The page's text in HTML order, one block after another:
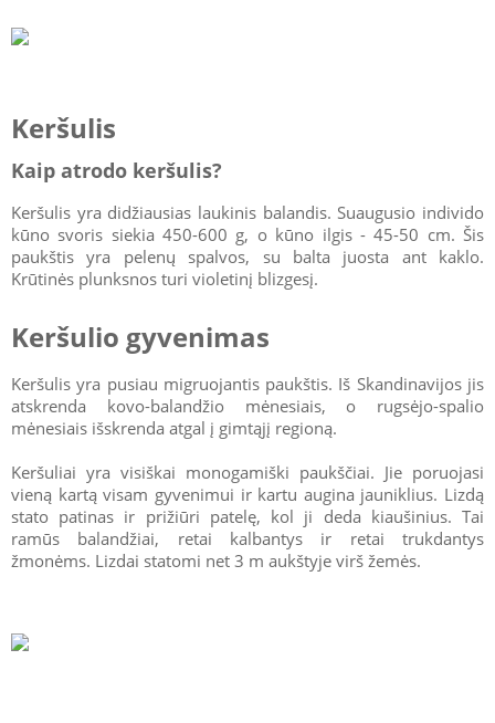
Keršulis
Kaip atrodo keršulis?
Keršulis yra didžiausias laukinis balandis. Suaugusio individo
kūno svoris siekia 450-600 g, o kūno ilgis - 45-50 cm. Šis
paukštis yra pelenų spalvos, su balta juosta ant kaklo.
Krūtinės plunksnos turi violetinį blizgesį.
Keršulio gyvenimas
Keršulis yra pusiau migruojantis paukštis. Iš Skandinavijos jis
atskrenda kovo-balandžio mėnesiais, o rugsėjo-spalio
mėnesiais išskrenda atgal į gimtąjį regioną.
Keršuliai yra visiškai monogamiški paukščiai. Jie poruojasi
vieną kartą visam gyvenimui ir kartu augina jauniklius. Lizdą
stato patinas ir prižiūri patelę, kol ji deda kiaušinius. Tai
ramūs balandžiai, retai kalbantys ir retai trukdantys
žmonėms. Lizdai statomi net 3 m aukštyje virš žemės.